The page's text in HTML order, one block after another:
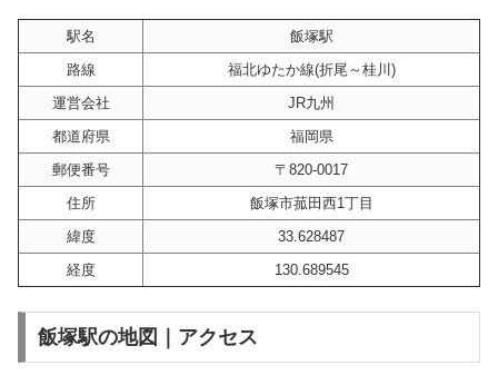
駅名
飯塚駅
路線
福北ゆたか線(折尾～桂川)
運営会社
JR九州
都道府県
福岡県
郵便番号
〒820-0017
住所
飯塚市菰田西1丁目
緯度
33.628487
経度
130.689545
飯塚駅の地図｜アクセス